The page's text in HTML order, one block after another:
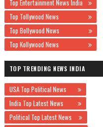
Top Entertainment News India
Top Tollywood News
Top Bollywood News
Top Kollywood News
TOP TRENDING NEWS INDIA
USA Top Political News
India Top Latest News
Political Top Latest News